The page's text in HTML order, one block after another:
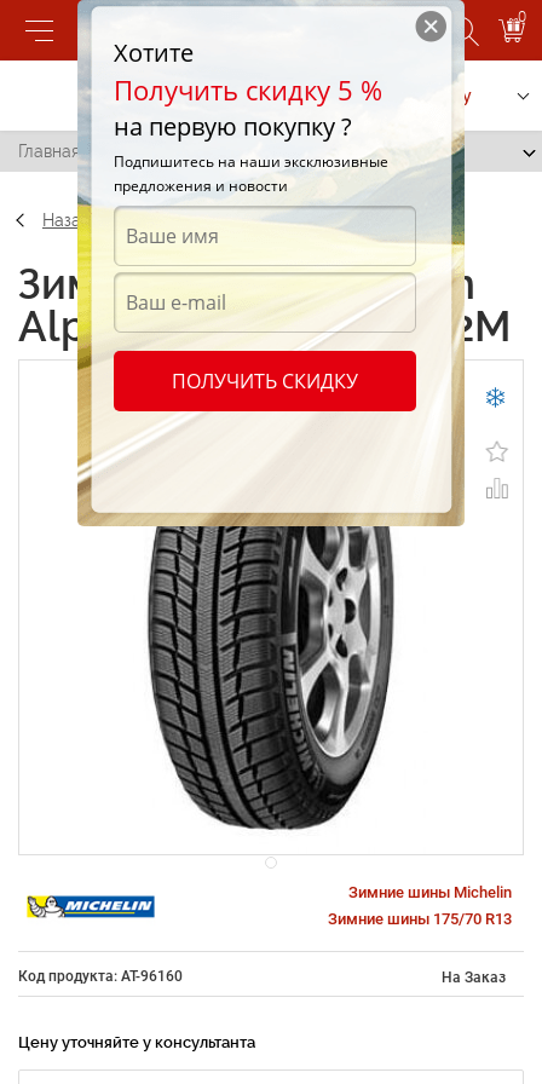
0
Позвонить Заказать услугу
Главная / Michelin Alpin A3 175/70 R13 82M
Назад
Зимние шины Michelin
Alpin A3 175/70 R13 82M
Зимние шины Michelin
Зимние шины 175/70 R13
Код продукта: AT-96160 На Заказ
Цену уточняйте у консультанта
Хотите
Получить скидку 5 %
на первую покупку ?
Подпишитесь на наши эксклюзивные
предложения и новости
ПОЛУЧИТЬ СКИДКУ